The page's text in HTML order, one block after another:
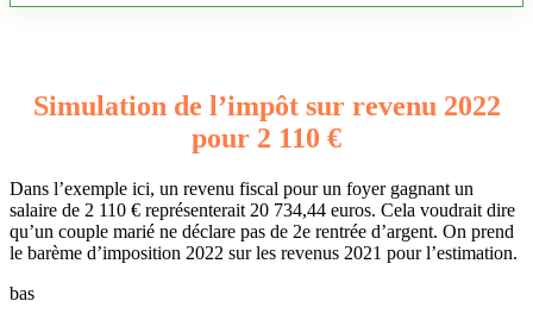
Simulation de l’impôt sur revenu 2022
pour 2 110 €
Dans l’exemple ici, un revenu fiscal pour un foyer gagnant un
salaire de 2 110 € représenterait 20 734,44 euros. Cela voudrait dire
qu’un couple marié ne déclare pas de 2e rentrée d’argent. On prend
le barème d’imposition 2022 sur les revenus 2021 pour l’estimation.
bas